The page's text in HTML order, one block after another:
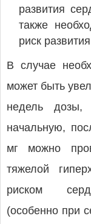
развития
также
риск
В случае
может быть
недель дозы,
начальную,
мг можно
тяжелой
риском
(особенно при